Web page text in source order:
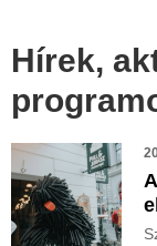
Hírek,